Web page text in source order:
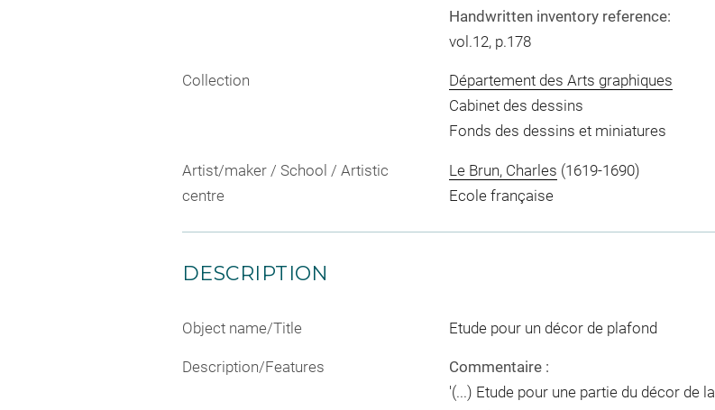
Handwritten inventory reference:
vol.12, p.178
Collection
Département des Arts graphiques
Cabinet des dessins
Fonds des dessins et miniatures
Artist/maker / School / Artistic
centre
Le Brun, Charles (1619-1690)
Ecole française
DESCRIPTION
Object name/Title Etude pour un décor de plafond
Description/Features
Commentaire :
'(...) Etude pour une partie du décor de